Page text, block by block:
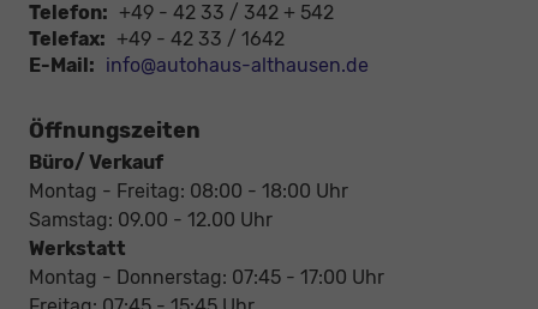
Telefon: +49 - 42 33 / 342 + 542
Telefax: +49 - 42 33 / 1642
E-Mail: info@autohaus-althausen.de
Öffnungszeiten
Büro/ Verkauf
Montag - Freitag: 08:00 - 18:00 Uhr
Samstag: 09.00 - 12.00 Uhr
Werkstatt
Montag - Donnerstag: 07:45 - 17:00 Uhr